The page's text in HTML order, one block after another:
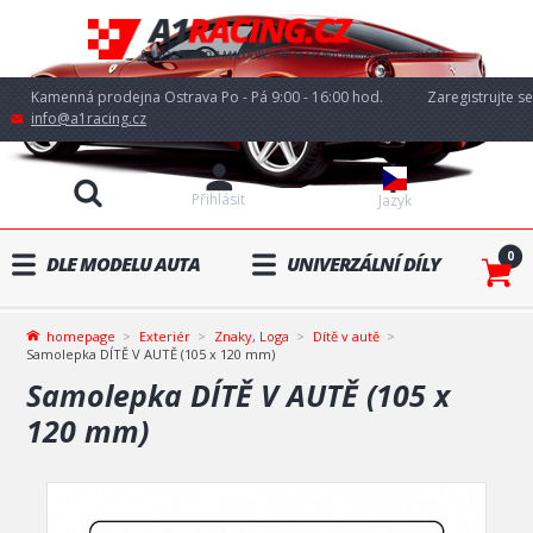
Kamenná prodejna Ostrava Po - Pá 9:00 - 16:00 hod.
info@a1racing.cz
Jazyk
Přihlásit
Zaregistrujte se
DLE MODELU AUTA UNIVERZÁLNÍ DÍLY 0
homepage Exteriér Znaky, Loga
Dítě v autě
Samolepka DÍTĚ V AUTĚ (105 x 120 mm)
Samolepka DÍTĚ V AUTĚ (105 x
120 mm)